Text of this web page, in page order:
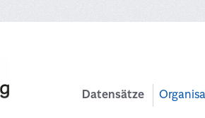
Datensätze